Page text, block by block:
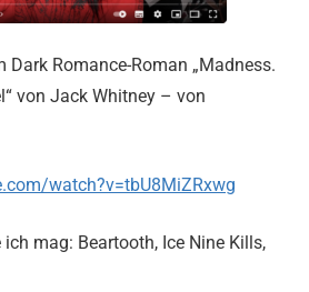
Dark Romance-Roman „Madness.
von Jack Whitney – von
watch?v=tbU8MiZRxwg
mag: Beartooth, Ice Nine Kills,